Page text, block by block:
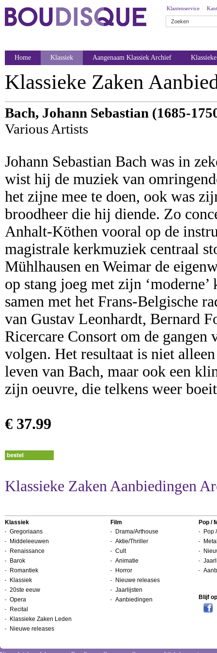
Klantenservice
Home Klassiek Aangenaam Klassiek Archief
Klassieke Zaken
Bach, Johann Sebastian (1685-
Various Artists
Johann Sebastian Bach was in
wist hij de muziek van
het zijne mee te doen, ook was
broodheer die hij diende. Zo
Anhalt-Köthen vooral op de
magistrale kerkmuziek centraal
Mühlhausen en Weimar de
op stang joeg met zijn
samen met het Frans-Belgische
van Gustav Leonhardt, Bernard
Ricercare Consort om de
volgen. Het resultaat is niet
leven van Bach, maar ook een
zijn oeuvre, die telkens weer
€ 37.99
Klassieke Zaken Aanbiedingen
Klassiek
Gregoriaans
Middeleeuwen
Renaissance
Barok
Romantiek
Klassiek
20ste eeuw
Opera
Recital
Klassieke Zaken Leden
Nieuwe releases
Film
Drama/Arthouse
Aktie/Thriller
Cult
Animatie
Horror
Nieuwe releases
Jaarlijsten
Aanbiedingen
Pop /
Pop
Blijf